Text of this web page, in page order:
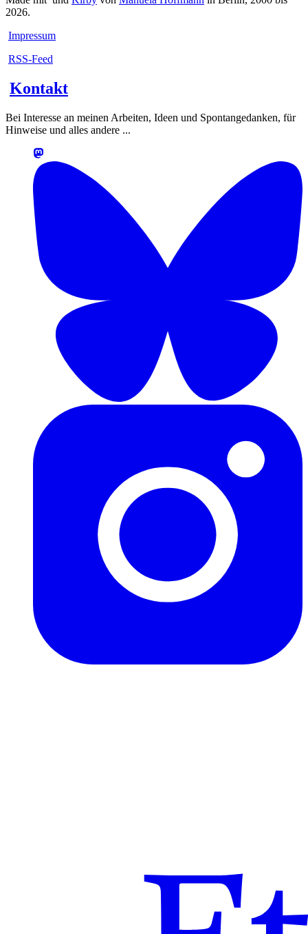
2026.
Impressum
RSS-Feed
Kontakt
Bei Interesse an meinen Arbeiten, Ideen und Spontangedanken, für
Hinweise und alles andere ...